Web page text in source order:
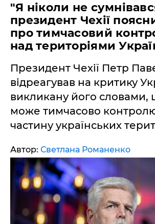
"Я ніколи не
президент Чехії
про тимчасовий
над територіями
Президент Чехії Петр
відреагував на критику
викликану його словами,
може тимчасово
частину українських
Автор: Светлана Романенко